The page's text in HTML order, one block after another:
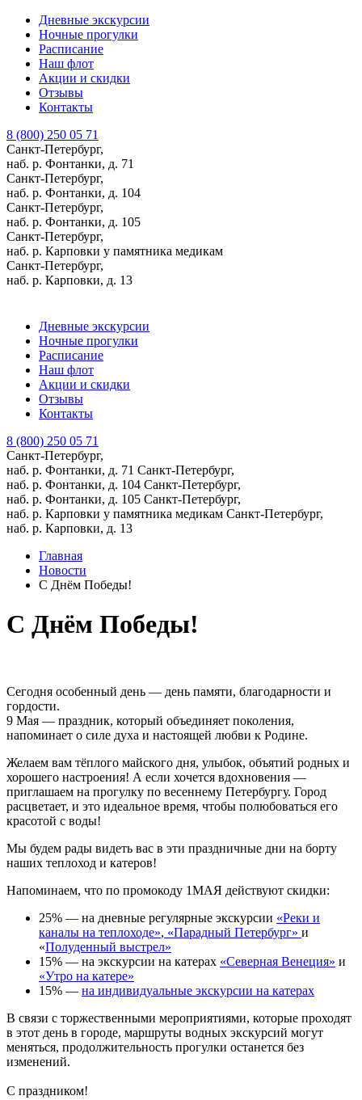
Дневные экскурсии
Ночные прогулки
Расписание
Наш флот
Акции и скидки
Отзывы
Контакты
8 (800) 250 05 71
Санкт-Петербург,
наб. р. Фонтанки, д. 71
Санкт-Петербург,
наб. р. Фонтанки, д. 104
Санкт-Петербург,
наб. р. Фонтанки, д. 105
Санкт-Петербург,
наб. р. Карповки у памятника медикам
Санкт-Петербург,
наб. р. Карповки, д. 13
Дневные экскурсии
Ночные прогулки
Расписание
Наш флот
Акции и скидки
Отзывы
Контакты
8 (800) 250 05 71
Санкт-Петербург,
наб. р. Фонтанки, д. 71 Санкт-Петербург,
наб. р. Фонтанки, д. 104 Санкт-Петербург,
наб. р. Фонтанки, д. 105 Санкт-Петербург,
наб. р. Карповки у памятника медикам Санкт-Петербург,
наб. р. Карповки, д. 13
Главная
Новости
С Днём Победы!
С Днём Победы!
Сегодня особенный день — день памяти, благодарности и
гордости.
9 Мая — праздник, который объединяет поколения,
напоминает о силе духа и настоящей любви к Родине.
Желаем вам тёплого майского дня, улыбок, объятий родных и
хорошего настроения! А если хочется вдохновения —
приглашаем на прогулку по весеннему Петербургу. Город
расцветает, и это идеальное время, чтобы полюбоваться его
красотой с воды!
Мы будем рады видеть вас в эти праздничные дни на борту
наших теплоход и катеров!
Напоминаем, что по промокоду 1МАЯ действуют скидки:
25% — на дневные регулярные экскурсии «Реки и
каналы на теплоходе», «Парадный Петербург» и
«Полуденный выстрел»
15% — на экскурсии на катерах «Северная Венеция» и
«Утро на катере»
15% — на индивидуальные экскурсии на катерах
В связи с торжественными мероприятиями, которые проходят
в этот день в городе, маршруты водных экскурсий могут
меняться, продолжительность прогулки останется без
изменений.
С праздником!